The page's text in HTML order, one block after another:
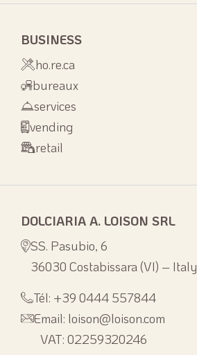
DOLCIARIA A. LOISON SRL
SS. Pasubio, 6
36030 Costabissara (VI) – Italy
Tél: +39 0444 557844
Email: loison@loison.com
VAT: 02259320246
BUSINESS
ho.re.ca
bureaux
services
vending
retail